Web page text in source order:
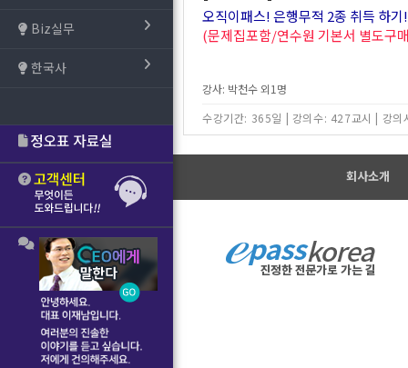
Biz실무
한국사
오직이패스! 은행무적 2종 취득 하기!
(문제집포함/연수원 기본서 별도구
강사: 박천수 외1명
수강기간: 365일 | 강의수: 427교시 | 강의
회사소개